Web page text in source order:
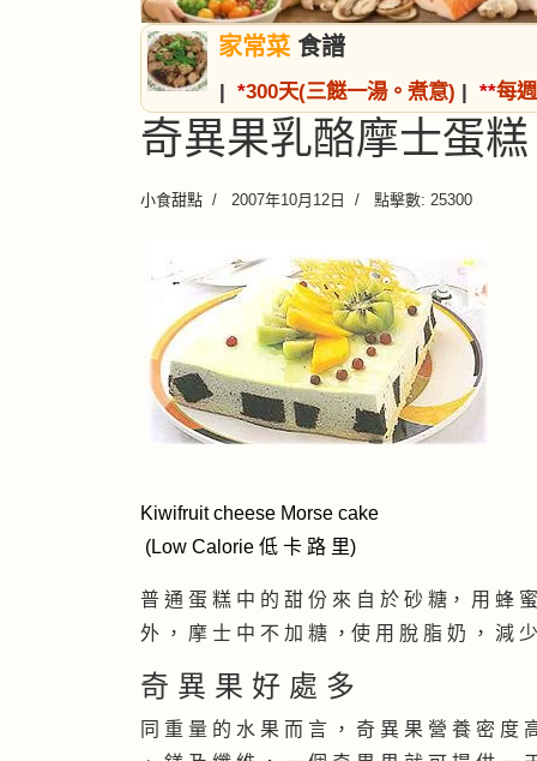
家常菜 食譜
| *300天(三餸一湯。煮意) | **每
奇異果乳酪摩士蛋糕
小食甜點 2007年10月12日 點擊數: 25300
Kiwifruit cheese Morse cake
(Low Calorie 低 卡 路 里)
普 通 蛋 糕 中 的 甜 份 來 自 於 砂 糖， 用 蜂
外 ， 摩 士 中 不 加 糖 ，使 用 脫 脂 奶 ， 減
奇 異 果 好 處 多
同 重 量 的 水 果 而 言 ， 奇 異 果 營 養 密 度